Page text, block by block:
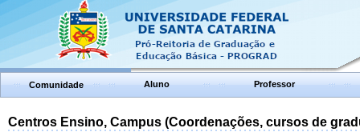
Comunidade Aluno Professor
Centros Ensino, Campus (Coordenações, cursos de